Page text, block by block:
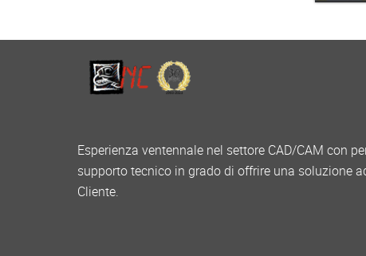
Esperienza ventennale nel settore CAD/CAM con
supporto tecnico in grado di offrire una soluzione
Cliente.